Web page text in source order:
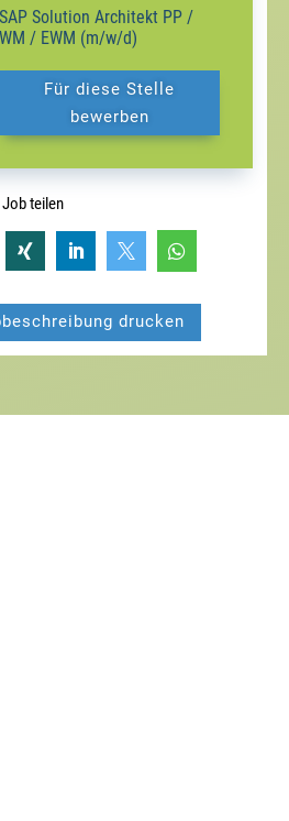
SAP Solution Architekt PP /
WM / EWM (m/w/d)
Für diese Stelle
bewerben
teilen
   
drucken